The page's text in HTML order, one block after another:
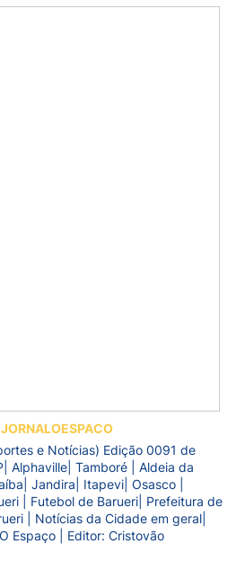
JORNALOESPACO
e Notícias) Edição 0091 de
Alphaville| Tamboré | Aldeia da
Jandira| Itapevi| Osasco |
| Futebol de Barueri| Prefeitura de
| Notícias da Cidade em geral|
Espaço | Editor: Cristovão